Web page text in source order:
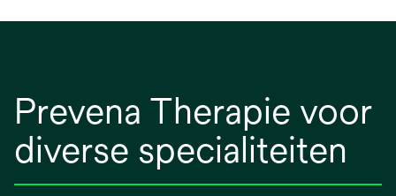
Prevena Therapie voor
diverse specialiteiten